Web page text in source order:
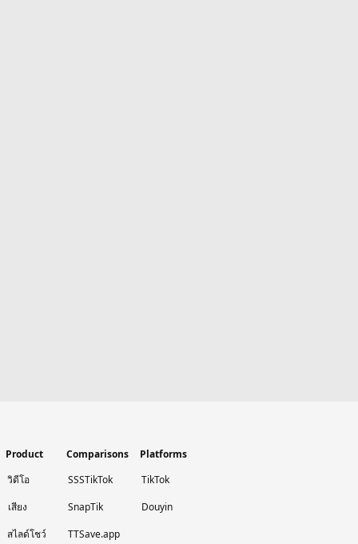
Product
วิดีโอ
เสียง
สไลด์โชว์
Comparisons
SSSTikTok
SnapTik
TTSave.app
Platforms
TikTok
Douyin